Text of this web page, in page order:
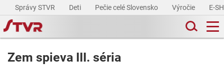
Správy STVR Deti Pečie celé Slovensko Výročie E-
Zem spieva III. séria